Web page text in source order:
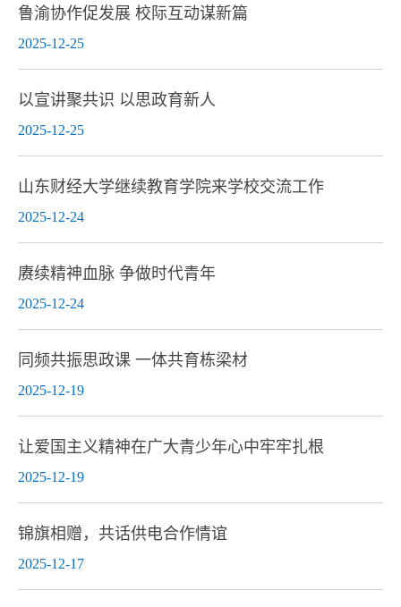
鲁渝协作促发展 校际互动谋新篇
2025-12-25
以宣讲聚共识 以思政育新人
2025-12-25
山东财经大学继续教育学院来学校交流工作
2025-12-24
赓续精神血脉 争做时代青年
2025-12-24
同频共振思政课 一体共育栋梁材
2025-12-19
让爱国主义精神在广大青少年心中牢牢扎根
2025-12-19
锦旗相赠，共话供电合作情谊
2025-12-17